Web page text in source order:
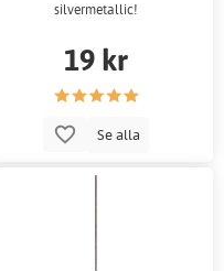
silvermetallic!
19 kr
Se alla